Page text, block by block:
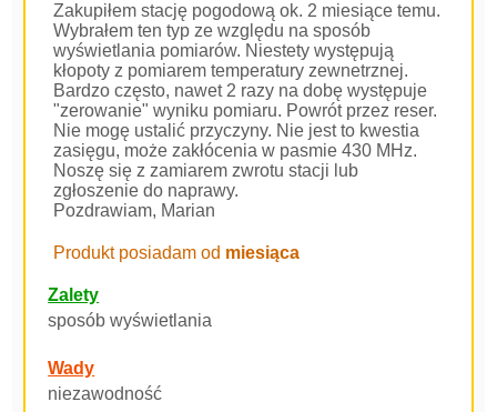
Zakupiłem stację pogodową ok. 2 miesiące temu.
Wybrałem ten typ ze względu na sposób
wyświetlania pomiarów. Niestety występują
kłopoty z pomiarem temperatury zewnetrznej.
Bardzo często, nawet 2 razy na dobę występuje
"zerowanie" wyniku pomiaru. Powrót przez reser.
Nie mogę ustalić przyczyny. Nie jest to kwestia
zasięgu, może zakłócenia w pasmie 430 MHz.
Noszę się z zamiarem zwrotu stacji lub
zgłoszenie do naprawy.
Pozdrawiam, Marian
Produkt posiadam od miesiąca
Zalety
sposób wyświetlania
Wady
niezawodność